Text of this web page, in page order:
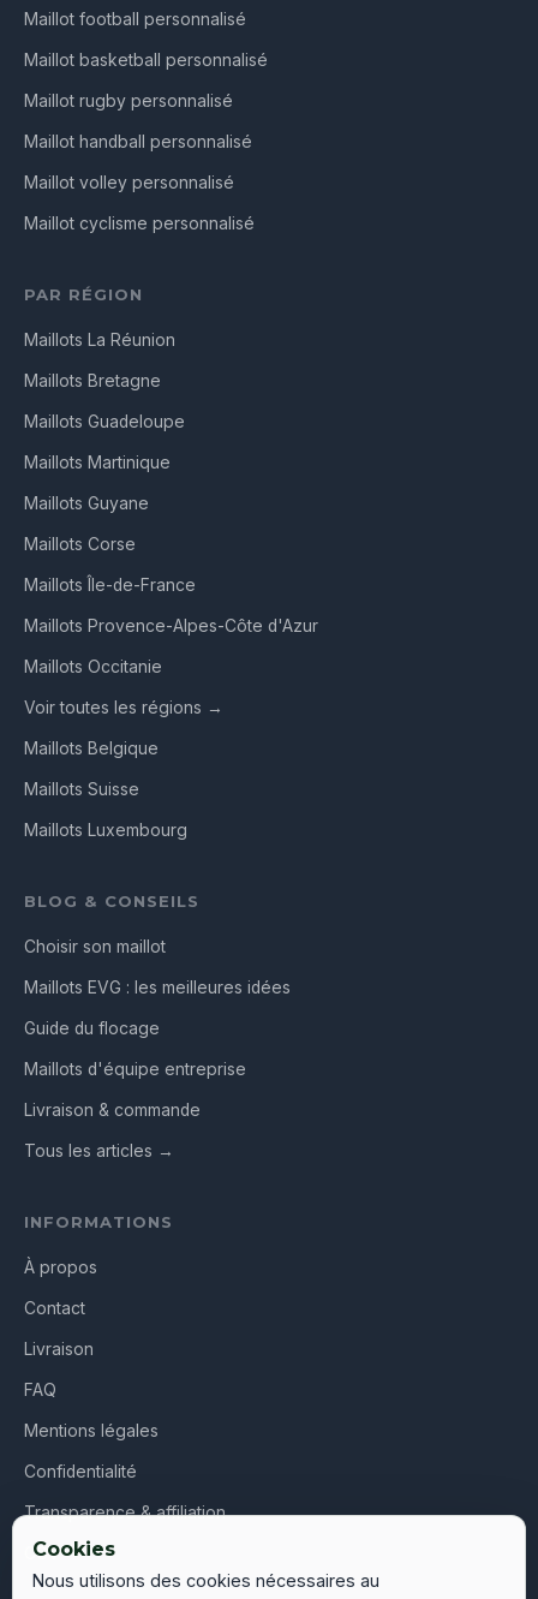
Maillot football personnalisé
Maillot basketball personnalisé
Maillot rugby personnalisé
Maillot handball personnalisé
Maillot volley personnalisé
Maillot cyclisme personnalisé
PAR RÉGION
Maillots La Réunion
Maillots Bretagne
Maillots Guadeloupe
Maillots Martinique
Maillots Guyane
Maillots Corse
Maillots Île-de-France
Maillots Provence-Alpes-Côte d'Azur
Maillots Occitanie
Voir toutes les régions →
Maillots Belgique
Maillots Suisse
Maillots Luxembourg
BLOG & CONSEILS
Choisir son maillot
Maillots EVG : les meilleures idées
Guide du flocage
Maillots d'équipe entreprise
Livraison & commande
Tous les articles →
INFORMATIONS
À propos
Contact
Livraison
FAQ
Mentions légales
Confidentialité
Transparence & affiliation
CGV
Cookies
Nous utilisons des cookies nécessaires au